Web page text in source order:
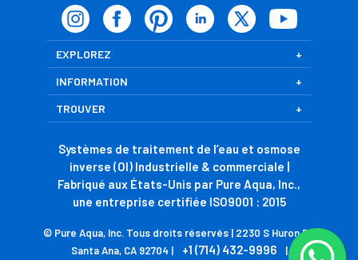
EXPLOREZ
INFORMATION
TROUVER
Systèmes de traitement de l’eau et osmose
inverse (OI) Industrielle & commerciale |
Fabriqué aux États-Unis par Pure Aqua, Inc.,
une entreprise certifiée ISO9001 : 2015
© Pure Aqua, Inc. Tous droits réservés | 2230 S Huron Dr,
Santa Ana, CA 92704 |
+1 (714) 432-9996 |